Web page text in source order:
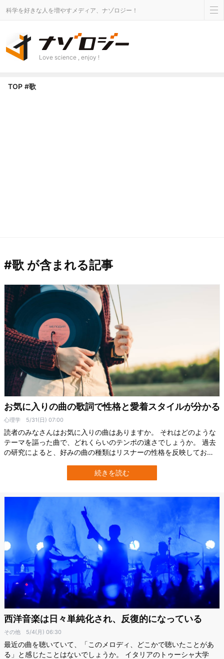
科学を好きな人を増やすメディア、ナゾロジー！
Love science , enjoy !
TOP #歌
#歌 が含まれる記事
お気に入りの曲の歌詞で性格と愛着スタイルが分かる
心理学 5/31(日) 07:00
読者のみなさんはお気に入りの曲はありますか。 それはどのような
テーマを謳った曲で、どれくらいのテンポの速さでしょうか。 過去
の研究によると、好みの曲の種類はリスナーの性格を反映してお
向性が高い人はカントリーなどのゆっくりなテンポの音楽を好み、
好奇心の強い人は、オペラなどの複雑で、活力に満ちた音楽をを好
続きを読む
西洋音楽は日々単純化され、反復的になっている
その他 5/4(月) 06:30
最近の曲を聴いていて、「このメロディ、どこかで聴いたことがあ
る」と感じたことはないでしょうか。 イタリアのトゥーシャ大学